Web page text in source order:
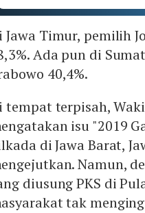
Jawa Timur, pemilih
Ada pun di
40,4%.
tempat terpisah,
isu "2019
di Jawa Barat,
Namun,
diusung PKS di
tak